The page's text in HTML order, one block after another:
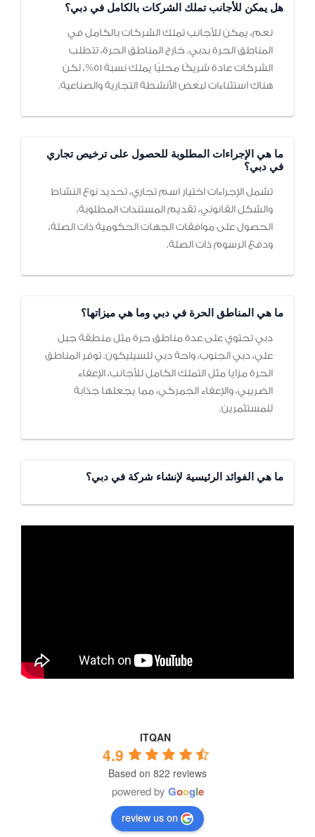
هل يمكن للأجانب تملك الشركات بالكامل في دبي؟
نعم، يمكن للأجانب تملك الشركات بالكامل في
المناطق الحرة بدبي. خارج المناطق الحرة، تتطلب
الشركات عادة شريكًا محليًا يملك نسبة 51%، لكن
هناك استثناءات لبعض الأنشطة التجارية والصناعية.
ما هي الإجراءات المطلوبة للحصول على ترخيص تجاري
في دبي؟
تشمل الإجراءات اختيار اسم تجاري، تحديد نوع النشاط
والشكل القانوني، تقديم المستندات المطلوبة،
الحصول على موافقات الجهات الحكومية ذات الصلة،
ودفع الرسوم ذات الصلة.
ما هي المناطق الحرة في دبي وما هي ميزاتها؟
دبي تحتوي على عدة مناطق حرة مثل منطقة جبل
علي، دبي الجنوب، واحة دبي للسيليكون. توفر المناطق
الحرة مزايا مثل التملك الكامل للأجانب، الإعفاء
الضريبي، والإعفاء الجمركي، مما يجعلها جذابة
للمستثمرين.
ما هي الفوائد الرئيسية لإنشاء شركة في دبي؟
ITQAN
4.9
Based on 822 reviews
powered by Google
review us on